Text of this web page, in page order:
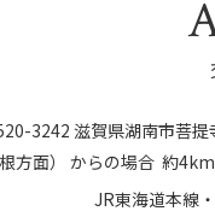
3242 滋賀県湖南市菩提
方面） からの場合 約
JR東海道本線・